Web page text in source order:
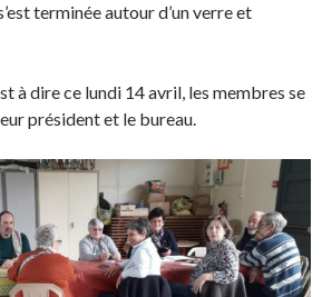
terminée autour d’un verre et
à dire ce lundi 14 avril, les membres se
président et le bureau.